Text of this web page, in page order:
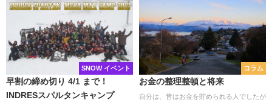
SNOW イベント
早割の締め切り 4/1 まで！
INDRESスパルタンキャンプ
コラム
お金の整理整頓と将来
自分は、昔はお金を貯められる人でしたが